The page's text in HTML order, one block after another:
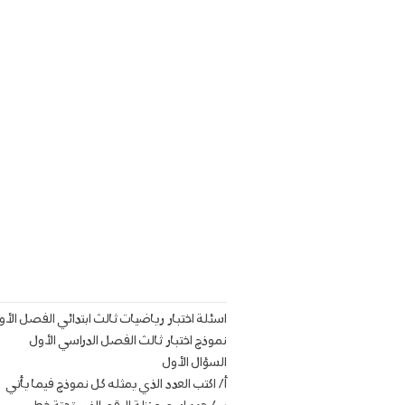
اسئلة اختبار رياضيات ثالث ابتدائي الفصل
نموذج اختبار ثالث الفصل الدراسي الأول
السؤال الأول
أ/ اكتب العدد الذي يمثله كل نموذج فيما يأتي